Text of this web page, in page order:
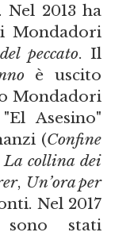
2013 ha
Mondadori
peccato. Il
è uscito
Mondadori
Asesino"
(Confine
La collina dei
, Un’ora per
Nel 2017
stati